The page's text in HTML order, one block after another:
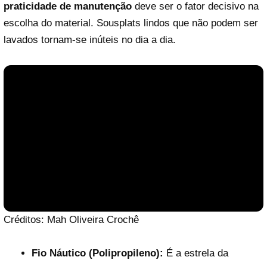
praticidade de manutenção deve ser o fator decisivo na
escolha do material. Sousplats lindos que não podem ser
lavados tornam-se inúteis no dia a dia.
Créditos: Mah Oliveira Crochê
Fio Náutico (Polipropileno): É a estrela da